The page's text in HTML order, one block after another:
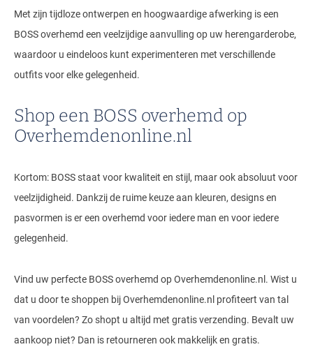
Met zijn tijdloze ontwerpen en hoogwaardige afwerking is een
BOSS overhemd een veelzijdige aanvulling op uw herengarderobe,
waardoor u eindeloos kunt experimenteren met verschillende
outfits voor elke gelegenheid.
Shop een BOSS overhemd op
Overhemdenonline.nl
Kortom: BOSS staat voor kwaliteit en stijl, maar ook absoluut voor
veelzijdigheid. Dankzij de ruime keuze aan kleuren, designs en
pasvormen is er een overhemd voor iedere man en voor iedere
gelegenheid.
Vind uw perfecte BOSS overhemd op Overhemdenonline.nl. Wist u
dat u door te shoppen bij Overhemdenonline.nl profiteert van tal
van voordelen? Zo shopt u altijd met gratis verzending. Bevalt uw
aankoop niet? Dan is retourneren ook makkelijk en gratis.